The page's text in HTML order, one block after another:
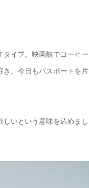
イプ。映画館でコーヒー
き。今日もパスポートを片
いという意味を込めまし